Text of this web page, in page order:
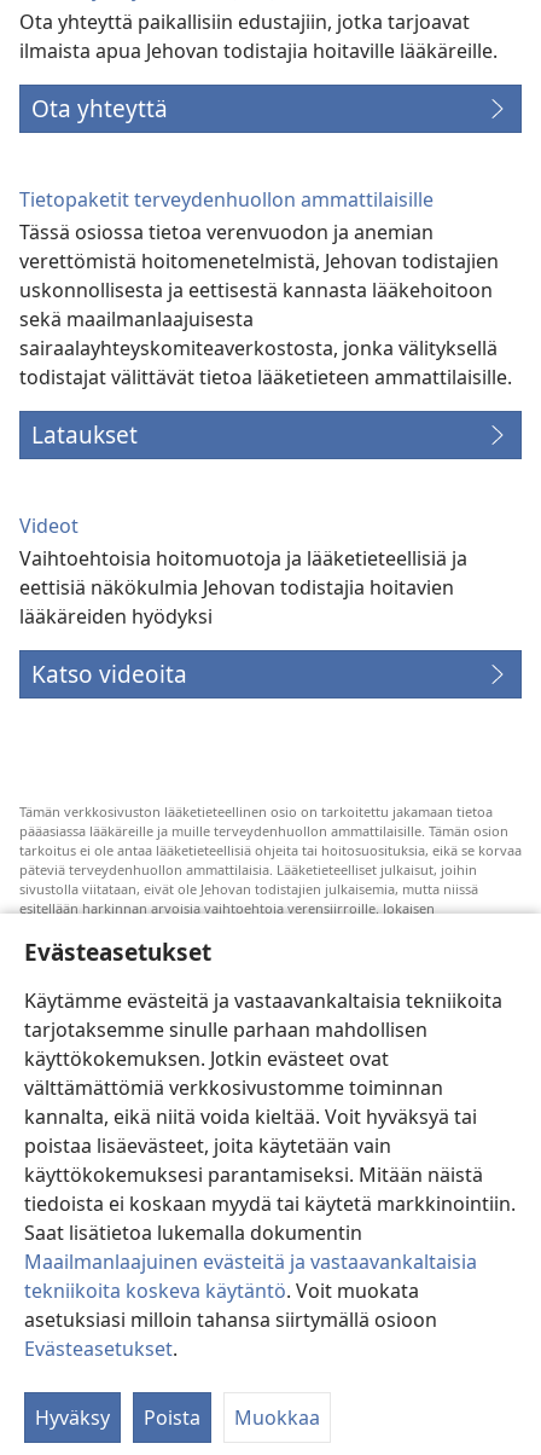
Evästeasetukset
Käytämme evästeitä ja vastaavankaltaisia tekniikoita
tarjotaksemme sinulle parhaan mahdollisen
käyttökokemuksen. Jotkin evästeet ovat
välttämättömiä verkkosivustomme toiminnan
kannalta, eikä niitä voida kieltää. Voit hyväksyä tai
poistaa lisäevästeet, joita käytetään vain
käyttökokemuksesi parantamiseksi. Mitään näistä
tiedoista ei koskaan myydä tai käytetä markkinointiin.
Saat lisätietoa lukemalla dokumentin
Maailmanlaajuinen evästeitä ja vastaavankaltaisia
tekniikoita koskeva käytäntö. Voit muokata
asetuksiasi milloin tahansa siirtymällä osioon
Evästeasetukset.
Hyväksy Poista Muokkaa
Ota yhteyttä paikallisiin edustajiin, jotka tarjoavat
ilmaista apua Jehovan todistajia hoitaville lääkäreille.
Ota yhteyttä
Tietopaketit terveydenhuollon ammattilaisille
Tässä osiossa tietoa verenvuodon ja anemian
verettömistä hoitomenetelmistä, Jehovan todistajien
uskonnollisesta ja eettisestä kannasta lääkehoitoon
sekä maailmanlaajuisesta
sairaalayhteyskomiteaverkostosta, jonka välityksellä
todistajat välittävät tietoa lääketieteen ammattilaisille.
Lataukset
Videot
Vaihtoehtoisia hoitomuotoja ja lääketieteellisiä ja
eettisiä näkökulmia Jehovan todistajia hoitavien
lääkäreiden hyödyksi
Katso videoita
Tämän verkkosivuston lääketieteellinen osio on tarkoitettu jakamaan tietoa
pääasiassa lääkäreille ja muille terveydenhuollon ammattilaisille. Tämän osion
tarkoitus ei ole antaa lääketieteellisiä ohjeita tai hoitosuosituksia, eikä se korvaa
päteviä terveydenhuollon ammattilaisia. Lääketieteelliset julkaisut, joihin
sivustolla viitataan, eivät ole Jehovan todistajien julkaisemia, mutta niissä
esitellään harkinnan arvoisia vaihtoehtoja verensiirroille. Jokaisen
tasalla, keskustella hoitovaihtoehdoista potilaan kanssa ja auttaa potilasta
tekemään päätöksiä, joissa otetaan huomioon hänen terveydentilansa, oma
hoitomenetelmät eivät sovellu kaikkiin potilaisiin.
Potilaalle: Pyydä terveydentilaasi ja hoitoasi koskevia ohjeita aina omalta
lääkäriltäsi tai joltain muulta pätevältä terveydenhuollon ammattilaiselta. Jos
epäilet olevasi sairas, ota yhteyttä lääkäriin.
Tutustu tämän sivuston käyttöehtoihin.
Väriteema
Copyright© 2026 Watch Tower Bible and Tract Society of Pennsylvania.
KÄYTTÖEHDOT|TIETOSUOJAKÄYTÄNTÖ